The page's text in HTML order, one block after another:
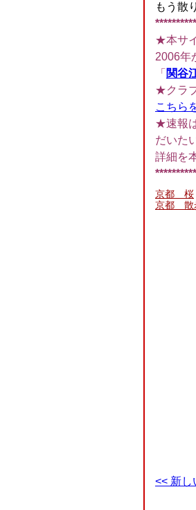
もう散
★本サ
2006年
「 関谷
★クラ
こちら
★速報
だいた
詳細を
京都 桜
京都 散
<< 新し